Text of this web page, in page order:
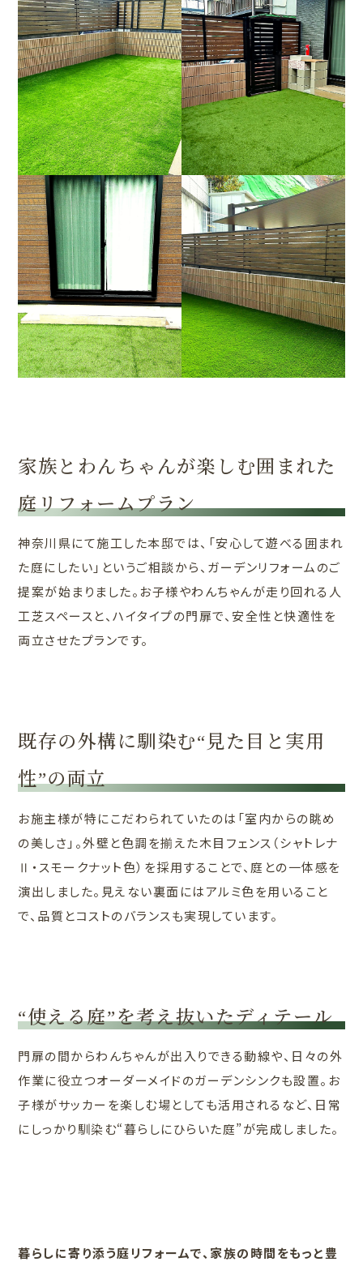
家族とわんちゃんが楽しむ囲まれた
庭リフォームプラン
神奈川県にて施工した本邸では、「安心して遊べる囲まれ
た庭にしたい」というご相談から、ガーデンリフォームのご
提案が始まりました。お子様やわんちゃんが走り回れる人
工芝スペースと、ハイタイプの門扉で、安全性と快適性を
両立させたプランです。
既存の外構に馴染む“見た目と実用
性”の両立
お施主様が特にこだわられていたのは「室内からの眺め
の美しさ」。外壁と色調を揃えた木目フェンス（シャトレナ
Ⅱ・スモークナット色）を採用することで、庭との一体感を
演出しました。見えない裏面にはアルミ色を用いること
で、品質とコストのバランスも実現しています。
“使える庭”を考え抜いたディテール
門扉の間からわんちゃんが出入りできる動線や、日々の外
作業に役立つオーダーメイドのガーデンシンクも設置。お
子様がサッカーを楽しむ場としても活用されるなど、日常
にしっかり馴染む“暮らしにひらいた庭”が完成しました。
暮らしに寄り添う庭リフォームで、家族の時間をもっと豊